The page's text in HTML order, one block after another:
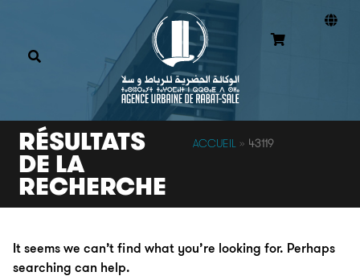
RÉSULTATS
DE LA
RECHERCHE
ACCUEIL » 43119
It seems we can’t find what you’re looking for. Perhaps
searching can help.